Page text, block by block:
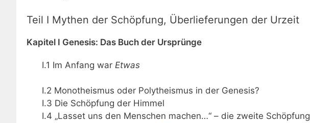
Teil I Mythen der Schöpfung, Überlieferungen der Urzeit
Kapitel I Genesis: Das Buch der Ursprünge
I.1 Im Anfang war Etwas
I.2 Monotheismus oder Polytheismus in der Genesis?
I.3 Die Schöpfung der Himmel
I.4 „Lasset uns den Menschen machen…“ – die zweite Schöpfung